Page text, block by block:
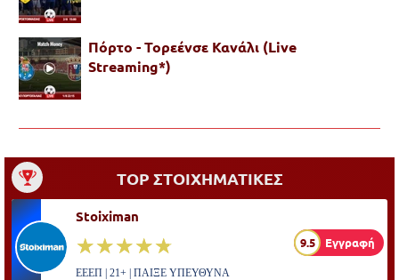
Πόρτο - Τορεένσε Κανάλι (Live
Streaming*)
TOP ΣΤΟΙΧΗΜΑΤΙΚΕΣ
Stoiximan
☆☆☆☆☆
★★★★★ 9.5 Εγγραφή
ΕΕΕΠ | 21+ | ΠΑΙΞΕ ΥΠΕΥΘΥΝΑ